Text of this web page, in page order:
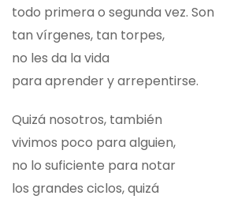
todo primera o segunda vez. Son
tan vírgenes, tan torpes,
no les da la vida
para aprender y arrepentirse.
Quizá nosotros, también
vivimos poco para alguien,
no lo suficiente para notar
los grandes ciclos, quizá